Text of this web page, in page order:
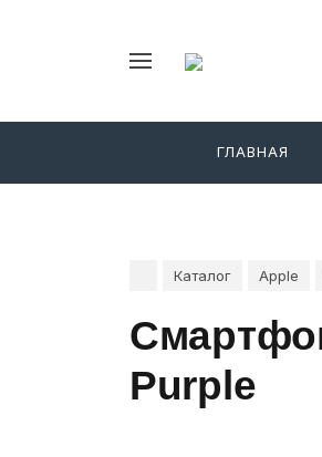
ГЛАВНАЯ
Каталог Apple
Purple